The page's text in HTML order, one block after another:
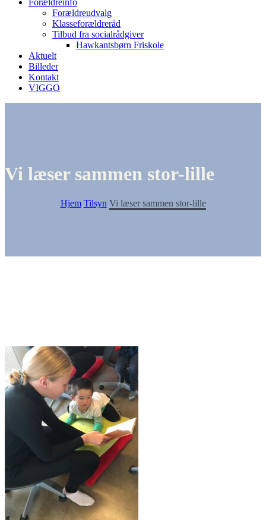
Forældreinfo
Forældreudvalg
Klasseforældreråd
Tilbud fra socialrådgiver
Hawkantsbørn Friskole
Aktuelt
Billeder
Kontakt
VIGGO
Vi læser sammen stor-lille
Hjem Tilsyn Vi læser sammen stor-lille